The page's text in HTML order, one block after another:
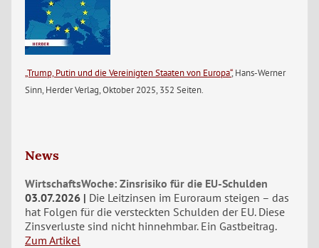
„Trump, Putin und die Vereinigten Staaten von Europa“, Hans-Werner
Sinn, Herder Verlag, Oktober 2025, 352 Seiten.
News
WirtschaftsWoche: Zinsrisiko für die EU-Schulden
03.07.2026
Die Leitzinsen im Euroraum steigen – das
hat Folgen für die versteckten Schulden der EU. Diese
Zinsverluste sind nicht hinnehmbar. Ein Gastbeitrag.
Zum Artikel